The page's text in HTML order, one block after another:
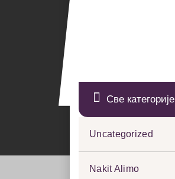
Све категорије
Uncategorized
Nakit Alimo